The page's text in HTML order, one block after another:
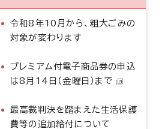
令和8年10月から、粗大ごみの
対象が変わります
プレミアム付電子商品券の申込
は8月14日（金曜日）まで
最高裁判決を踏まえた生活保護
費等の追加給付について